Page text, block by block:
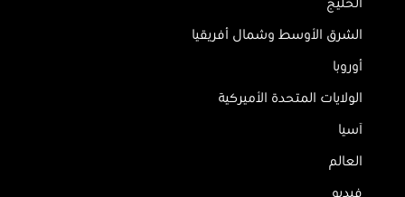
الخليج
الشرق الأوسط وشمال أفريقيا
أوروبا
الولايات المتحدة الأميركية
آسيا
العالم
فيديو